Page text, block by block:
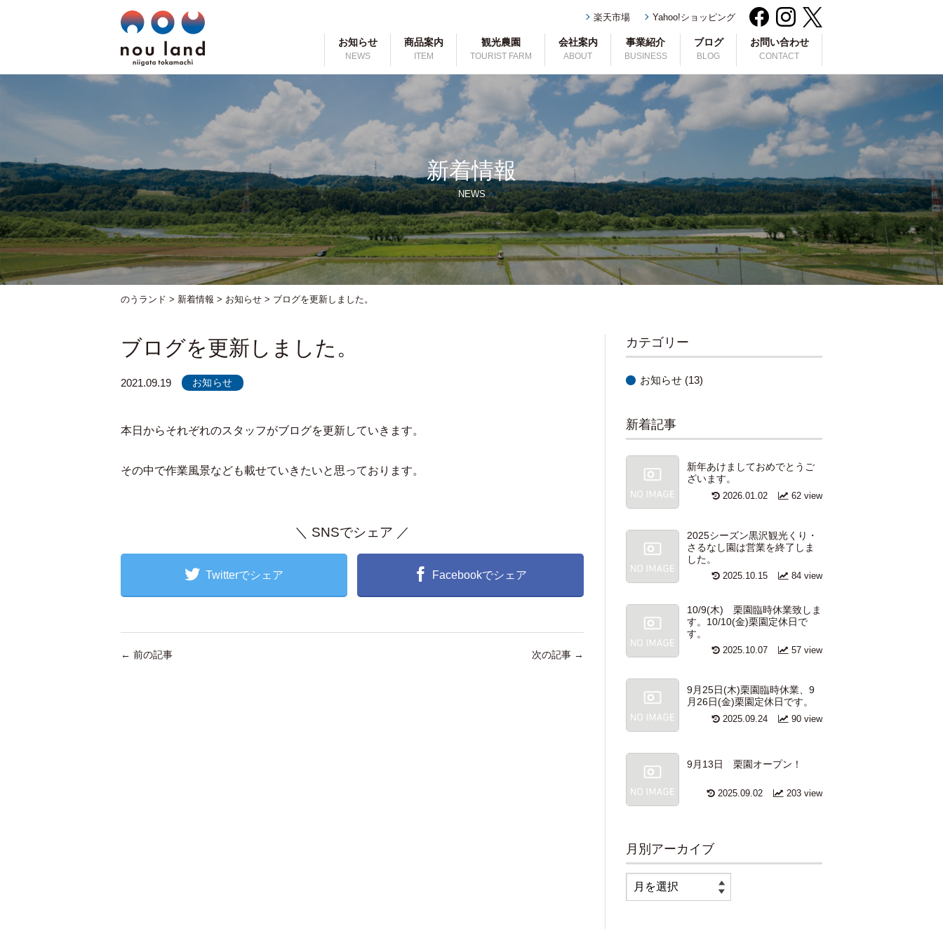
楽天市場 Yahoo!ショッピング
お知らせ
NEWS
商品案内
ITEM
観光農園
TOURIST FARM
会社案内
ABOUT
事業紹介
BUSINESS
ブログ
BLOG
お問い合わせ
CONTACT
新着情報
NEWS
のうランド > 新着情報 > お知らせ > ブログを更新しました。
ブログを更新しました。
2021.09.19 お知らせ
本日からそれぞれのスタッフがブログを更新していきます。
その中で作業風景なども載せていきたいと思っております。
＼ SNSでシェア ／
Twitterでシェア Facebookでシェア
← 前の記事 次の記事 →
カテゴリー
お知らせ (13)
新着記事
新年あけましておめでとうご
ざいます。
62 view
2026.01.02
2025シーズン黒沢観光くり・
さるなし園は営業を終了しま
した。
84 view
2025.10.15
10/9(木) 栗園臨時休業致しま
す。10/10(金)栗園定休日で
す。
57 view
2025.10.07
9月25日(木)栗園臨時休業、9
月26日(金)栗園定休日です。
90 view
2025.09.24
9月13日 栗園オープン！
203 view
2025.09.02
月別アーカイブ